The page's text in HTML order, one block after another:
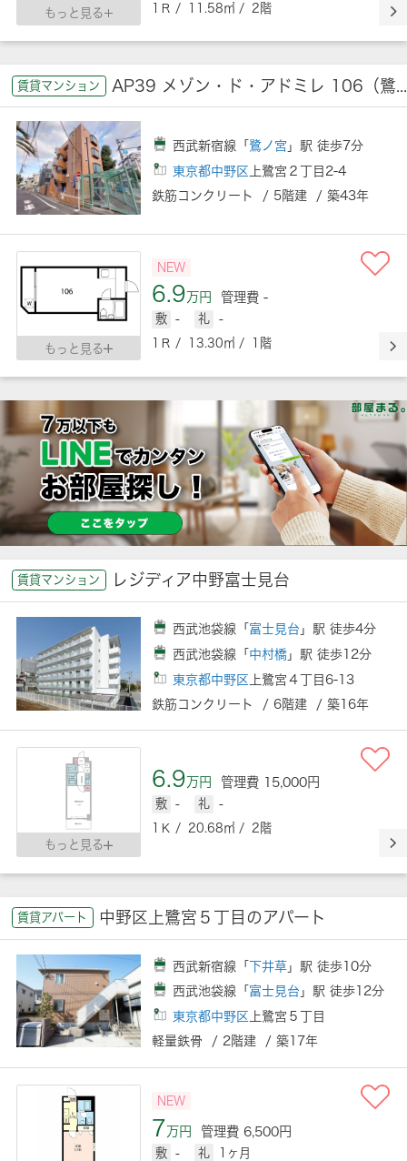
もっと見る
1Ｒ / 11.58㎡ / 2階
賃貸マンション
西武新宿線「鷺ノ宮 」駅 徒歩7分
東京都中野区 上鷺宮２丁目2-4
鉄筋コンクリート / 5階建 / 築43年
もっと見る
NEW
6.9万円 管理費 -
敷 - 礼
-
1Ｒ / 13.30㎡ / 1階
賃貸マンション レジディア中野富士見台
西武池袋線「 富士見台 」駅 徒歩4分
西武池袋線「 中村橋 」駅 徒歩12分
東京都中野区 上鷺宮４丁目6-13
鉄筋コンクリート / 6階建 / 築16年
もっと見る
6.9万円 管理費 15,000円
敷 - 礼
-
1Ｋ / 20.68㎡ / 2階
賃貸アパート 中野区上鷺宮５丁目のアパート
西武新宿線「下井草 」駅 徒歩10分
西武池袋線「 富士見台 」駅 徒歩12分
東京都中野区
上鷺宮５丁目
軽量鉄骨 / 2階建 / 築17年
NEW
7万円 管理費 6,500円
敷 - 礼 1ヶ月